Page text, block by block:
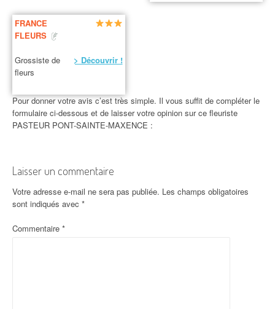
FRANCE
FLEURS
Grossiste de
fleurs
> Découvrir !
Pour donner votre avis c’est très simple. Il vous suffit de compléter le
formulaire ci-dessous et de laisser votre opinion sur ce fleuriste
PASTEUR PONT-SAINTE-MAXENCE :
Laisser un commentaire
Votre adresse e-mail ne sera pas publiée. Les champs obligatoires
sont indiqués avec *
Commentaire *